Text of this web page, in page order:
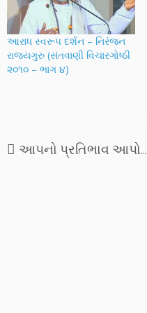
આરાધ સ્વરૂપ દર્શન – નિરંજન
રાજ્યગુરુ (સંતવાણી વિચારગોષ્ઠી
૨૦૧૦ – ભાગ ૪)
આપનો પ્રતિભાવ